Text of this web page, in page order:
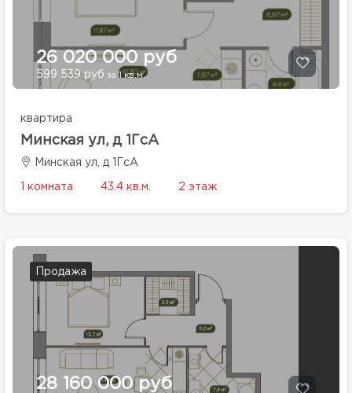
26 020 000 руб
599 539 руб за 1 кв.м.
квартира
Минская ул, д 1ГсА
Минская ул, д 1ГсА
1 комната 43.4 кв.м. 2 этаж
Продажа
28 160 000 руб